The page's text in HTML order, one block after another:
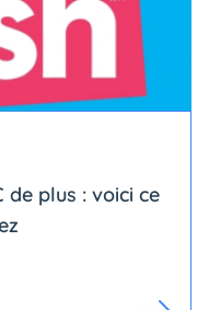
de plus : voici ce